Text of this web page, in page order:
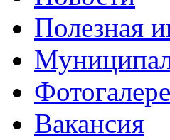
Полезная
Вакансия